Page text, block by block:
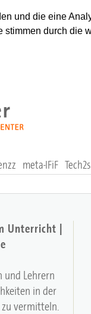
und die eine
durch die
meta-IFiF
Unterricht |
und Lehrern
in der
zu vermitteln.